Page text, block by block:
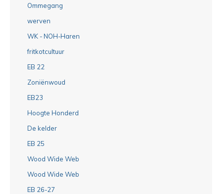
Ommegang
werven
WK - NOH-Haren
fritkotcultuur
EB 22
Zoniënwoud
EB23
Hoogte Honderd
De kelder
EB 25
Wood Wide Web
Wood Wide Web
EB 26-27